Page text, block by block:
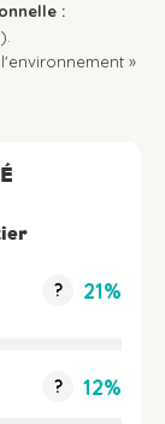
:
»
? 21%
? 12%